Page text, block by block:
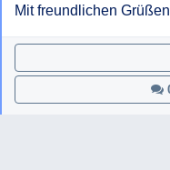
Mit freundlichen Grüßen